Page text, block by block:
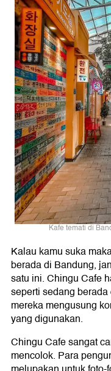
Kafe temati di
Kalau kamu suka
berada di Bandung,
satu ini. Chingu Cafe
seperti sedang
mereka mengusung
yang digunakan.
Chingu Cafe sangat
mencolok. Para